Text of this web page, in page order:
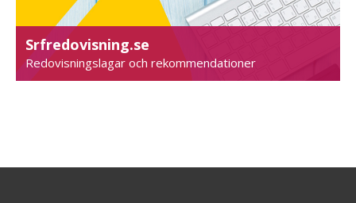
Srfredovisning.se
Redovisningslagar och rekommendationer